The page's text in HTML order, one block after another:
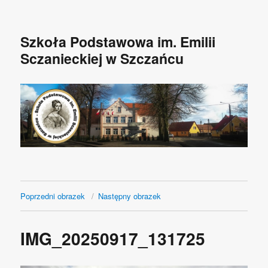
Szkoła Podstawowa im. Emilii
Sczanieckiej w Szczańcu
Poprzedni obrazek Następny obrazek
IMG_20250917_131725